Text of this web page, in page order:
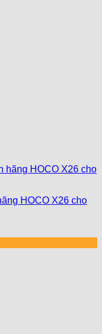
HOCO X26 cho